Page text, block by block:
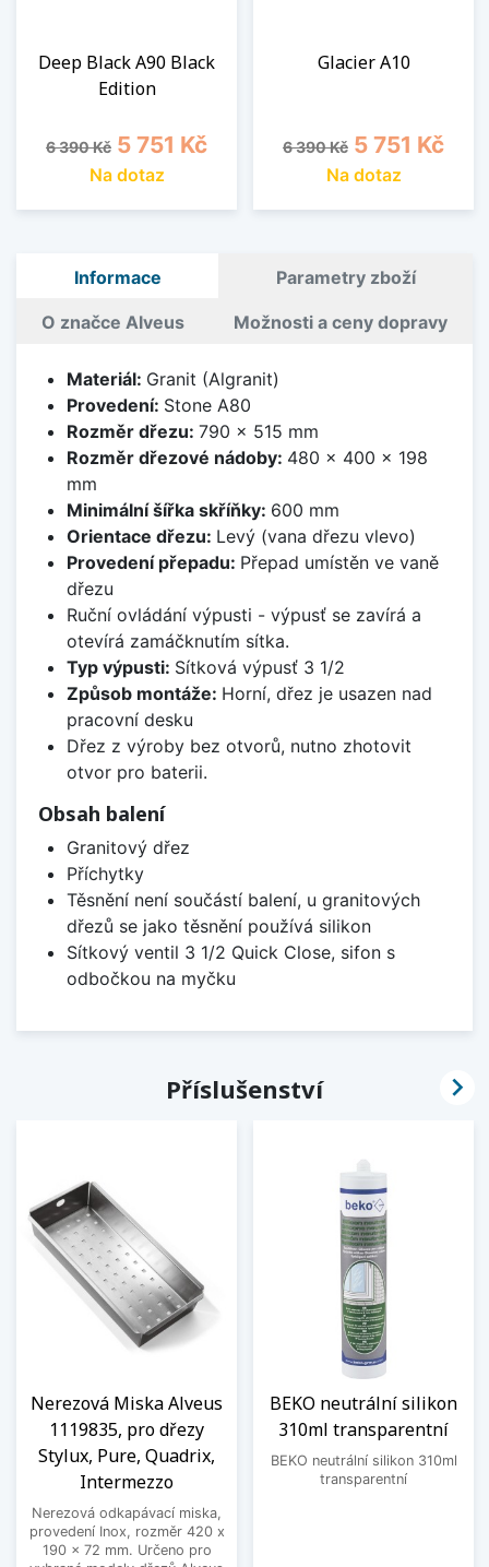
Deep Black A90 Black
Edition
Běžná cena
6 390 Kč Cena
5 751 Kč
Na dotaz
Glacier A10
Běžná cena
6 390 Kč Cena
5 751 Kč
Na dotaz
Informace Parametry zboží
O značce Alveus Možnosti a ceny dopravy
Materiál: Granit (Algranit)
Provedení: Stone A80
Rozměr dřezu: 790 x 515 mm
Rozměr dřezové nádoby: 480 x 400 x 198
mm
Minimální šířka skříňky: 600 mm
Orientace dřezu: Levý (vana dřezu vlevo)
Provedení přepadu: Přepad umístěn ve vaně
dřezu
Ruční ovládání výpusti - výpusť se zavírá a
otevírá zamáčknutím sítka.
Typ výpusti: Sítková výpusť 3 1/2
Způsob montáže: Horní, dřez je usazen nad
pracovní desku
Dřez z výroby bez otvorů, nutno zhotovit
otvor pro baterii.
Obsah balení
Granitový dřez
Příchytky
Těsnění není součástí balení, u granitových
dřezů se jako těsnění používá silikon
Sítkový ventil 3 1/2 Quick Close, sifon s
odbočkou na myčku
Příslušenství
Nerezová Miska Alveus
1119835, pro dřezy
Stylux, Pure, Quadrix,
Intermezzo
Nerezová odkapávací miska,
provedení Inox, rozměr 420 x
190 x 72 mm. Určeno pro
BEKO neutrální silikon
310ml transparentní
BEKO neutrální silikon 310ml
transparentní
